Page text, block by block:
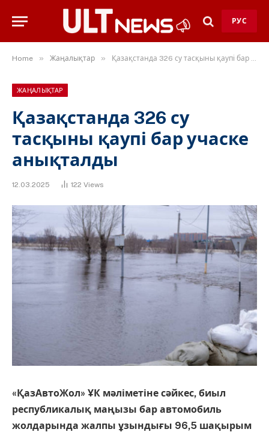
РУС
Home » Жаңалықтар » Қазақстанда 326 су тасқыны қаупі бар учаске анықталды
ЖАҢАЛЫҚТАР
Қазақстанда 326 су
тасқыны қаупі бар учаске
анықталды
12.03.2025 122 Views
«ҚазАвтоЖол» ҰК мәліметіне сәйкес, биыл
республикалық маңызы бар автомобиль
жолдарында жалпы ұзындығы 96,5 шақырым